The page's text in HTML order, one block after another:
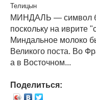
Телицын
МИНДАЛЬ — символ
поскольку на иврите
Миндальное молоко
Великого поста. Во
а в Восточном...
Поделиться: